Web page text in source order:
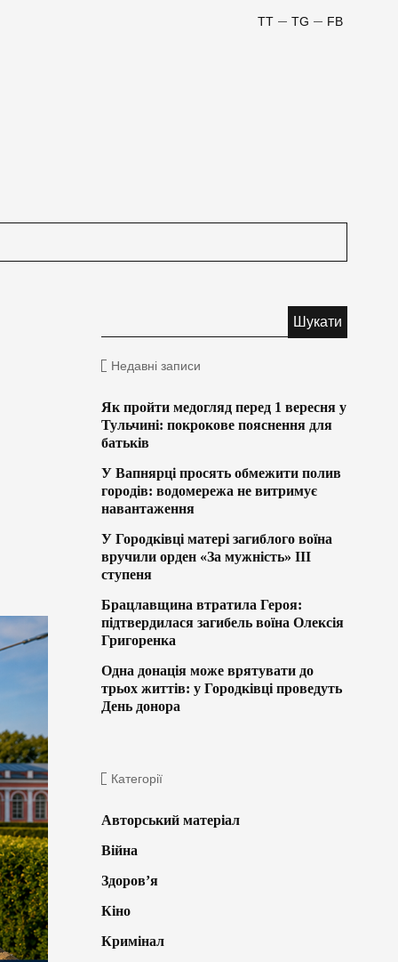
FB
TG
TT
Недавні записи
Як пройти медогляд перед 1 вересня у
Тульчині: покрокове пояснення для
батьків
У Вапнярці просять обмежити полив
городів: водомережа не витримує
навантаження
У Городківці матері загиблого воїна
вручили орден «За мужність» ІІІ
ступеня
Брацлавщина втратила Героя:
підтвердилася загибель воїна Олексія
Григоренка
Одна донація може врятувати до
трьох життів: у Городківці проведуть
День донора
Категорії
Авторський матеріал
Війна
Здоров’я
Кіно
Кримінал